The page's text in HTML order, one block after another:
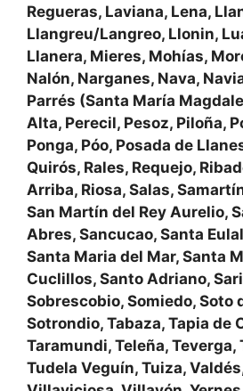
Regueras, Laviana, Lena,
Llangreu/Langreo, Llonin,
Llanera, Mieres, Mohías,
Nalón, Narganes, Nava,
Parrés (Santa María
Alta, Perecil, Pesoz, Piloña,
Ponga, Póo, Posada de
Quirós, Rales, Requejo,
Arriba, Riosa, Salas,
San Martín del Rey Aurelio,
Abres, Sancucao, Santa
Santa Maria del Mar, Santa
Cuclillos, Santo Adriano,
Sobrescobio, Somiedo, Soto
Sotrondio, Tabaza, Tapia de
Taramundi, Teleña, Teverga,
Tudela Veguín, Tuiza,